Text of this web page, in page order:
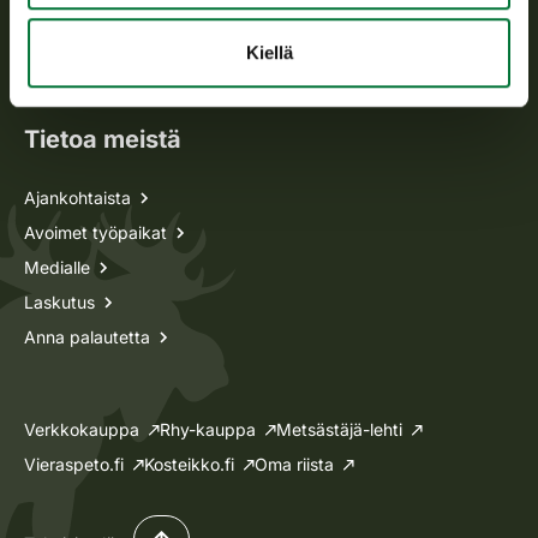
Kiellä
Tietoa meistä
Ajankohtaista
Avoimet työpaikat
Medialle
Laskutus
Anna palautetta
Verkkokauppa Rhy-kauppa
Metsästäjä-lehti
Vieraspeto.fi
Kosteikko.fi Oma riista